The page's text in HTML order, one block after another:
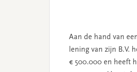
Aan de hand van
lening van zijn B.V.
€ 500.000 en heeft